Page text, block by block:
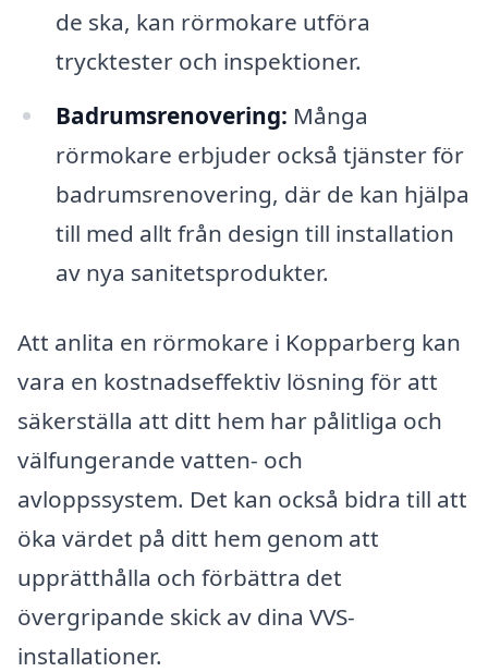
de ska, kan rörmokare utföra
trycktester och inspektioner.
Badrumsrenovering: Många
rörmokare erbjuder också tjänster för
badrumsrenovering, där de kan hjälpa
till med allt från design till installation
av nya sanitetsprodukter.
Att anlita en rörmokare i Kopparberg kan
vara en kostnadseffektiv lösning för att
säkerställa att ditt hem har pålitliga och
välfungerande vatten- och
avloppssystem. Det kan också bidra till att
öka värdet på ditt hem genom att
upprätthålla och förbättra det
övergripande skick av dina VVS-
installationer.